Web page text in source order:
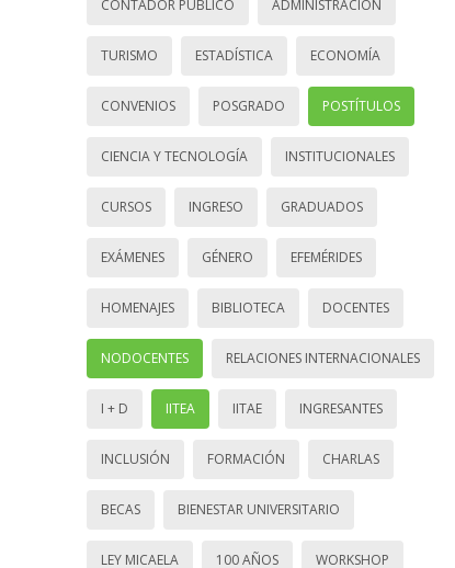
CONTADOR PÚBLICO ADMINISTRACIÓN
TURISMO ESTADÍSTICA ECONOMÍA
CONVENIOS POSGRADO POSTÍTULOS
CIENCIA Y TECNOLOGÍA INSTITUCIONALES
CURSOS INGRESO GRADUADOS
EXÁMENES GÉNERO EFEMÉRIDES
HOMENAJES BIBLIOTECA DOCENTES
NODOCENTES RELACIONES INTERNACIONALES
I + D IITEA IITAE INGRESANTES
INCLUSIÓN FORMACIÓN CHARLAS
BECAS BIENESTAR UNIVERSITARIO
LEY MICAELA 100 AÑOS WORKSHOP